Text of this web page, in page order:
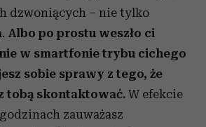
dzwoniących – nie tylko
Albo po prostu weszło ci
w smartfonie trybu cichego
sobie sprawy z tego, że
tobą skontaktować. W efekcie
zauważasz